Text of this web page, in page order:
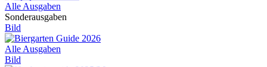
Alle Ausgaben
Sonderausgaben
Bild
Alle Ausgaben
Bild